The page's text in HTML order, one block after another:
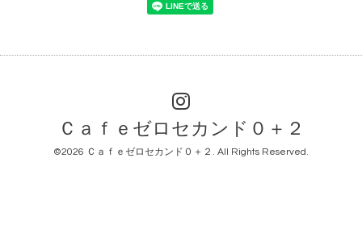
Ｃａｆｅゼロセカンド０＋２
©2026 Ｃａｆｅゼロセカンド０＋２ . All Rights Reserved.